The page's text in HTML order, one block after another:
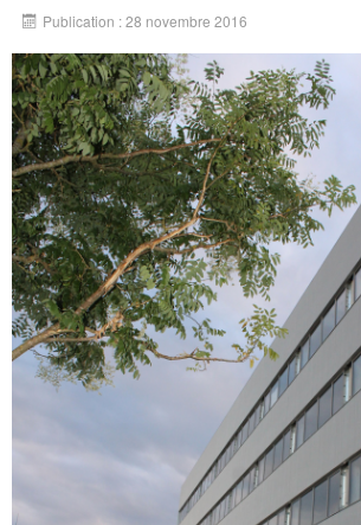
Publication : 28 novembre 2016